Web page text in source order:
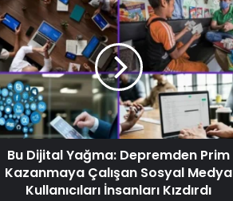
Bu Dijital Yağma: Depremden Prim
Kazanmaya Çalışan Sosyal Medya
Kullanıcıları İnsanları Kızdırdı